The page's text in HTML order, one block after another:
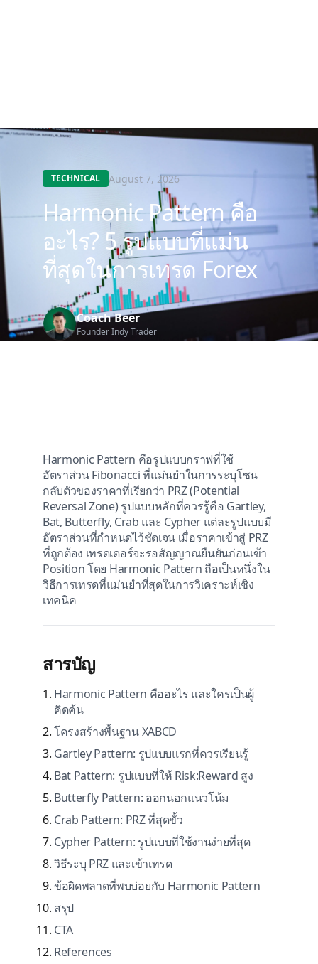
TECHNICAL August 7, 2026
Harmonic Pattern คือ
อะไร? 5 รูปแบบที่แม่น
ที่สุดในการเทรด Forex
Coach Beer
Founder Indy Trader
Harmonic Pattern คือรูปแบบกราฟที่ใช้
อัตราส่วน Fibonacci ที่แม่นยำในการระบุโซน
กลับตัวของราคาที่เรียกว่า PRZ (Potential
Reversal Zone) รูปแบบหลักที่ควรรู้คือ Gartley,
Bat, Butterfly, Crab และ Cypher แต่ละรูปแบบมี
อัตราส่วนที่กำหนดไว้ชัดเจน เมื่อราคาเข้าสู่ PRZ
ที่ถูกต้อง เทรดเดอร์จะรอสัญญาณยืนยันก่อนเข้า
Position โดย Harmonic Pattern ถือเป็นหนึ่งใน
วิธีการเทรดที่แม่นยำที่สุดในการวิเคราะห์เชิง
เทคนิค
สารบัญ
Harmonic Pattern คืออะไร และใครเป็นผู้
คิดค้น
โครงสร้างพื้นฐาน XABCD
Gartley Pattern: รูปแบบแรกที่ควรเรียนรู้
Bat Pattern: รูปแบบที่ให้ Risk:Reward สูง
Butterfly Pattern: ออกนอกแนวโน้ม
Crab Pattern: PRZ ที่สุดขั้ว
Cypher Pattern: รูปแบบที่ใช้งานง่ายที่สุด
วิธีระบุ PRZ และเข้าเทรด
ข้อผิดพลาดที่พบบ่อยกับ Harmonic Pattern
สรุป
CTA
References